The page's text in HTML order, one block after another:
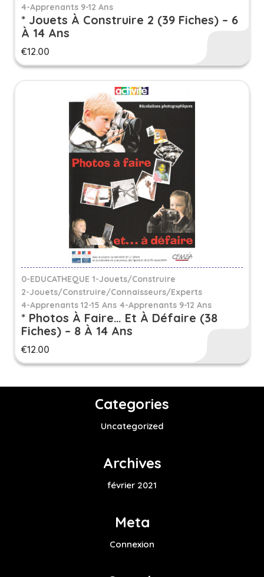
4-Apprenants 9-12 Ans
* Jouets À Construire 2 (39 Fiches) – 6
À 14 Ans
€12.00
0-EDUCATHEQUE 1-Jouets/Construire
2-Jouets/Construire/Connaisseurs/Experts
4-Apprenants 12-15 Ans 4-Apprenants 9-12 Ans
* Photos À Faire… Et À Défaire (38
Fiches) – 8 À 14 Ans
€12.00
Categories
Uncategorized
Archives
février 2021
Meta
Connexion